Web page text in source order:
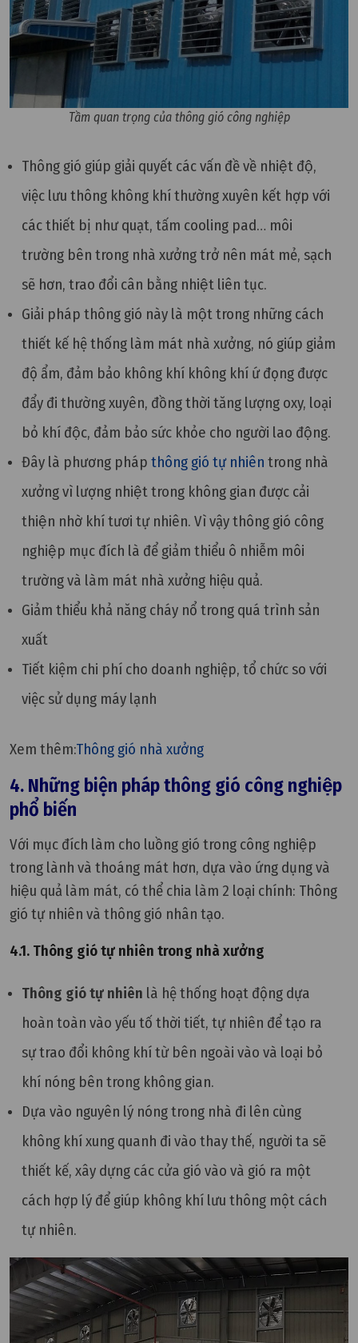
Tầm quan trọng của thông gió công nghiệp
Thông gió giúp giải quyết các vấn đề về nhiệt độ,
việc lưu thông không khí thường xuyên kết hợp với
các thiết bị như quạt, tấm cooling pad… môi
trường bên trong nhà xưởng trở nên mát mẻ, sạch
sẽ hơn, trao đổi cân bằng nhiệt liên tục.
Giải pháp thông gió này là một trong những cách
thiết kế hệ thống làm mát nhà xưởng, nó giúp giảm
độ ẩm, đảm bảo không khí không khí ứ đọng được
đẩy đi thường xuyên, đồng thời tăng lượng oxy, loại
bỏ khí độc, đảm bảo sức khỏe cho người lao động.
Đây là phương pháp thông gió tự nhiên trong nhà
xưởng vì lượng nhiệt trong không gian được cải
thiện nhờ khí tươi tự nhiên. Vì vậy thông gió công
nghiệp mục đích là để giảm thiểu ô nhiễm môi
trường và làm mát nhà xưởng hiệu quả.
Giảm thiểu khả năng cháy nổ trong quá trình sản
xuất
Tiết kiệm chi phí cho doanh nghiệp, tổ chức so với
việc sử dụng máy lạnh
Xem thêm:Thông gió nhà xưởng
4. Những biện pháp thông gió công nghiệp
phổ biến
Với mục đích làm cho luồng gió trong công nghiệp
trong lành và thoáng mát hơn, dựa vào ứng dụng và
hiệu quả làm mát, có thể chia làm 2 loại chính: Thông
gió tự nhiên và thông gió nhân tạo.
4.1. Thông gió tự nhiên trong nhà xưởng
Thông gió tự nhiên là hệ thống hoạt động dựa
hoàn toàn vào yếu tố thời tiết, tự nhiên để tạo ra
sự trao đổi không khí từ bên ngoài vào và loại bỏ
khí nóng bên trong không gian.
Dựa vào nguyên lý nóng trong nhà đi lên cùng
không khí xung quanh đi vào thay thế, người ta sẽ
thiết kế, xây dựng các cửa gió vào và gió ra một
cách hợp lý để giúp không khí lưu thông một cách
tự nhiên.